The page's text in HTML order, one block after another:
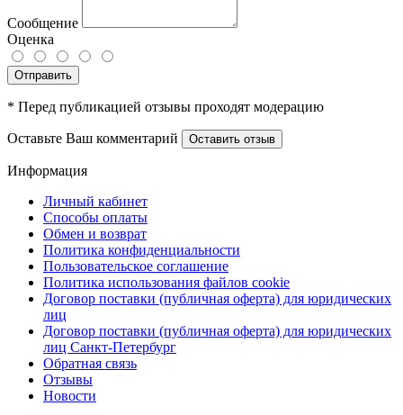
Сообщение
Оценка
Отправить
* Перед публикацией отзывы проходят модерацию
Оставьте Ваш комментарий Оставить отзыв
Информация
Личный кабинет
Способы оплаты
Обмен и возврат
Политика конфиденциальности
Пользовательское соглашение
Политика использования файлов cookie
Договор поставки (публичная оферта) для юридических
лиц
Договор поставки (публичная оферта) для юридических
лиц Санкт-Петербург
Обратная связь
Отзывы
Новости